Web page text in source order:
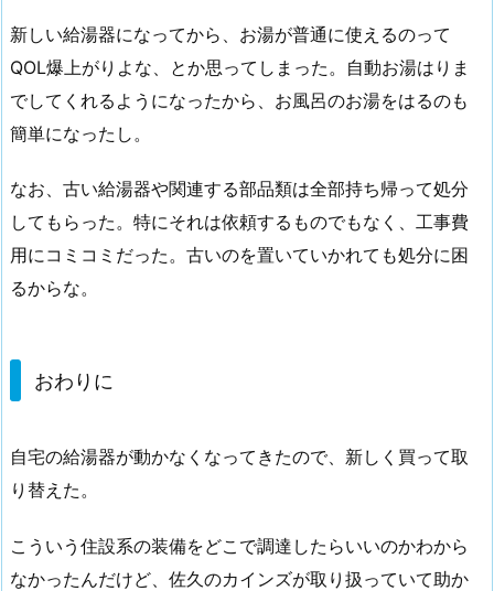
新しい給湯器になってから、お湯が普通に使えるのって
QOL爆上がりよな、とか思ってしまった。自動お湯はりま
でしてくれるようになったから、お風呂のお湯をはるのも
簡単になったし。
なお、古い給湯器や関連する部品類は全部持ち帰って処分
してもらった。特にそれは依頼するものでもなく、工事費
用にコミコミだった。古いのを置いていかれても処分に困
るからな。
おわりに
自宅の給湯器が動かなくなってきたので、新しく買って取
り替えた。
こういう住設系の装備をどこで調達したらいいのかわから
なかったんだけど、佐久のカインズが取り扱っていて助か